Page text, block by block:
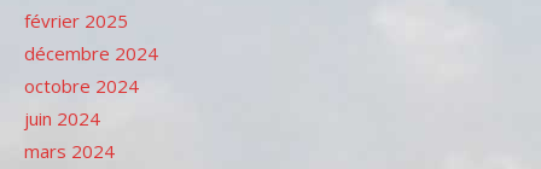
février 2025
décembre 2024
octobre 2024
juin 2024
mars 2024